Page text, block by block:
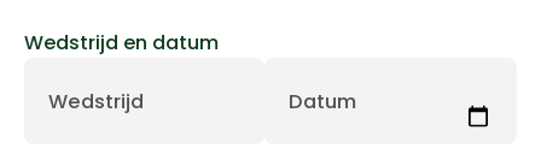
Wedstrijd en datum
Wedstrijd Datum